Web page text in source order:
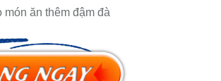
ăn thêm đậm đà